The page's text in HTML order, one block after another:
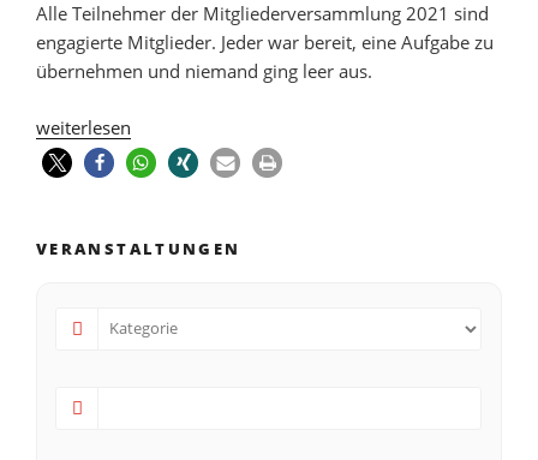
Alle Teilnehmer der Mitgliederversammlung 2021 sind
engagierte Mitglieder. Jeder war bereit, eine Aufgabe zu
übernehmen und niemand ging leer aus.
weiterlesen
VERANSTALTUNGEN